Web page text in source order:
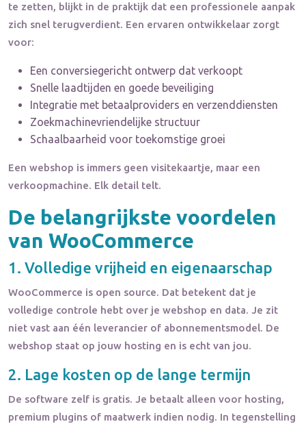
te zetten, blijkt in de praktijk dat een professionele aanpak
zich snel terugverdient. Een ervaren ontwikkelaar zorgt
voor:
Een conversiegericht ontwerp dat verkoopt
Snelle laadtijden en goede beveiliging
Integratie met betaalproviders en verzenddiensten
Zoekmachinevriendelijke structuur
Schaalbaarheid voor toekomstige groei
Een webshop is immers geen visitekaartje, maar een
verkoopmachine. Elk detail telt.
De belangrijkste voordelen
van WooCommerce
1. Volledige vrijheid en eigenaarschap
WooCommerce is open source. Dat betekent dat je
volledige controle hebt over je webshop en data. Je zit
niet vast aan één leverancier of abonnementsmodel. De
webshop staat op jouw hosting en is echt van jou.
2. Lage kosten op de lange termijn
De software zelf is gratis. Je betaalt alleen voor hosting,
premium plugins of maatwerk indien nodig. In tegenstelling